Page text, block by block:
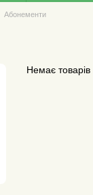
Абонементи
Немає товарів